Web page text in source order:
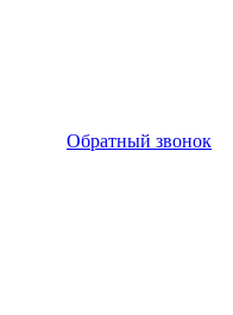
Обратный звонок